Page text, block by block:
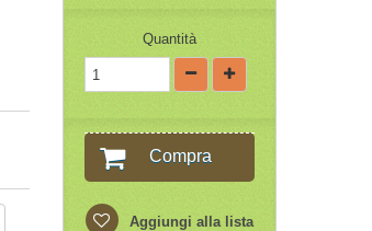
Quantità
Compra
Aggiungi alla lista